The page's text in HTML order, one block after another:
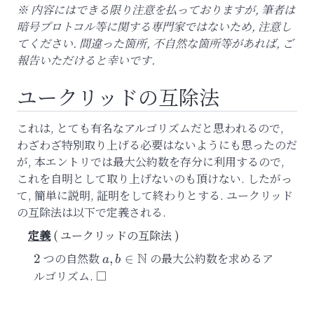
※ 内容にはできる限り注意を払っておりますが, 筆者は
暗号プロトコル等に関する専門家ではないため, 注意し
てください. 間違った箇所, 不自然な箇所等があれば, ご
報告いただけると幸いです.
ユークリッドの互除法
これは, とても有名なアルゴリズムだと思われるので,
わざわざ特別取り上げる必要はないようにも思ったのだ
が, 本エントリでは最大公約数を存分に利用するので,
これを自明として取り上げないのも頂けない. したがっ
て, 簡単に説明, 証明をして終わりとする. ユークリッド
の互除法は以下で定義される.
ユークリッドの互除法
2
2 つの自然数a,
b\in\mathbb{N}
a, b ∈ Nの最大公約数を求めるア
ルゴリズム.